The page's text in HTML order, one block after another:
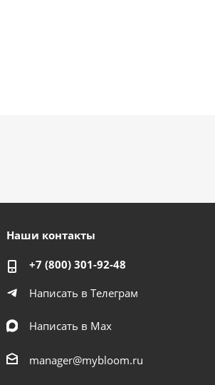
Наши контакты
+7 (800) 301-92-48
Написать в Телеграм
Написать в Мах
manager@mybloom.ru